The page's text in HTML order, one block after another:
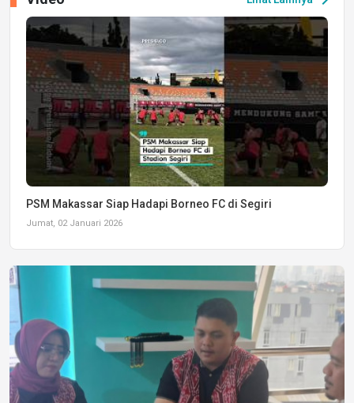
PSM Makassar Siap Hadapi Borneo FC di Segiri
Jumat, 02 Januari 2026